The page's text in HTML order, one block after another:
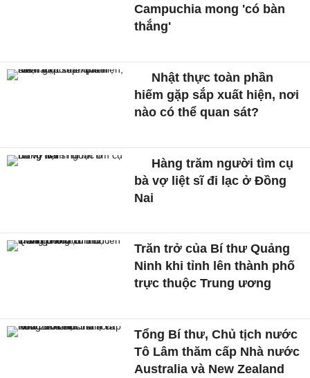
Campuchia mong 'có bàn
thắng'
Nhật thực toàn phần
hiếm gặp sắp xuất hiện, nơi
nào có thể quan sát?
Hàng trăm người tìm cụ
bà vợ liệt sĩ đi lạc ở Đồng
Nai
Trăn trở của Bí thư Quảng
Ninh khi tỉnh lên thành phố
trực thuộc Trung ương
Tổng Bí thư, Chủ tịch nước
Tô Lâm thăm cấp Nhà nước
Australia và New Zealand